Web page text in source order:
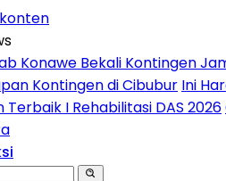
Konawe Bekali Kontingen
Kontingen di Cibubur Ini
I Rehabilitasi DAS 2026